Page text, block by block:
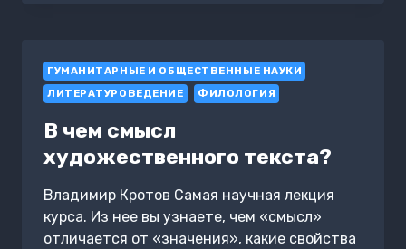
ГУМАНИТАРНЫЕ И ОБЩЕСТВЕННЫЕ НАУКИ
ЛИТЕРАТУРОВЕДЕНИЕ
ФИЛОЛОГИЯ
В чем смысл
художественного текста?
Владимир Кротов Самая научная лекция
курса. Из нее вы узнаете, чем «смысл»
отличается от «значения», какие свойства